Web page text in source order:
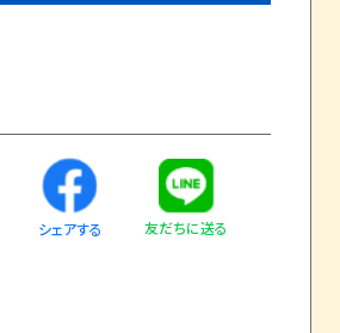
シェアする 友だちに送る